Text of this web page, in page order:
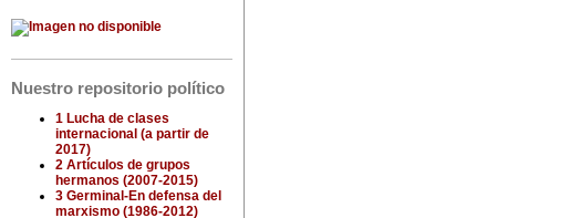
Nuestro repositorio político
1 Lucha de clases
internacional (a partir de
2017)
2 Artículos de grupos
hermanos (2007-2015)
3 Germinal-En defensa del
marxismo (1986-2012)